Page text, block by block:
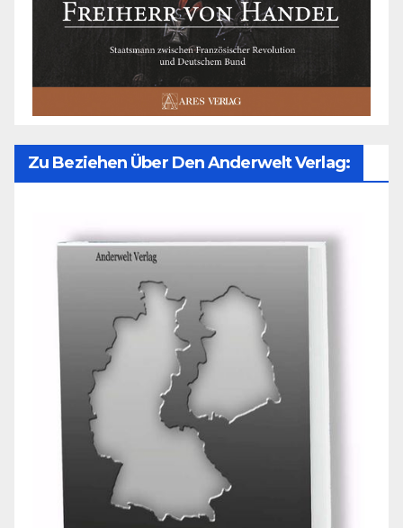
Zu Beziehen Über Den Anderwelt Verlag: